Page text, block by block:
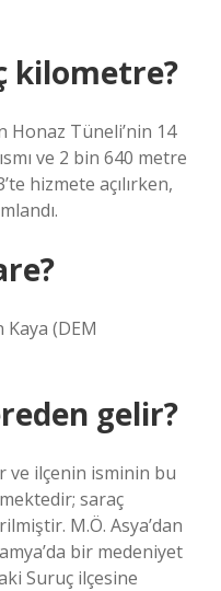
kilometre?
Honaz Tüneli’nin 14
ve 2 bin 640 metre
hizmete açılırken,
Kaya (DEM
gelir?
ve ilçenin isminin bu
saraç
M.Ö. Asya’dan
bir medeniyet
Suruç ilçesine